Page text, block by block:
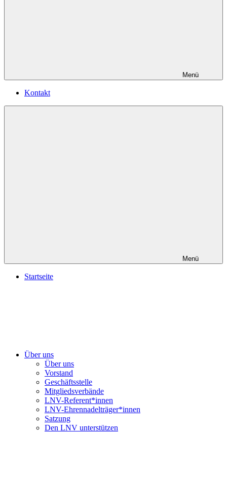
Menü
Kontakt
Menü
Startseite
Über uns
Über uns
Vorstand
Geschäftsstelle
Mitgliedsverbände
LNV-Referent*innen
LNV-Ehrennadelträger*innen
Satzung
Den LNV unterstützen